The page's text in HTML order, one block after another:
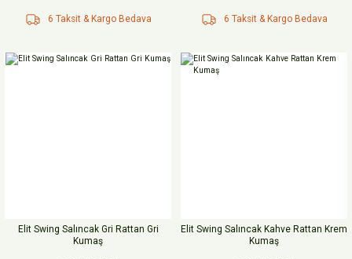
6 Taksit & Kargo Bedava 6 Taksit & Kargo Bedava
Elit Swing Salıncak Gri Rattan Gri
Kumaş
Elit Swing Salıncak Kahve Rattan Krem
Kumaş